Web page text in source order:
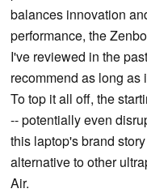
balances innovation
performance, the
I've reviewed in the
recommend as long as
To top it all off, the
-- potentially even
this laptop's brand
alternative to other
Air.